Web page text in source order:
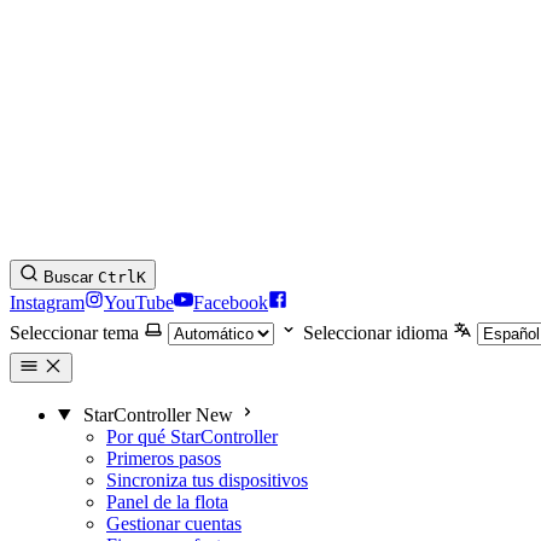
Buscar CtrlK
Instagram YouTube
Facebook
Seleccionar tema
Seleccionar idioma
StarController New
Por qué StarController
Primeros pasos
Sincroniza tus dispositivos
Panel de la flota
Gestionar cuentas